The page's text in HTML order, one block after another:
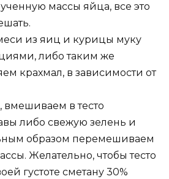
массы яйца, все это
из яиц и курицы муку
либо таким же
крахмал, в зависимости от
в тесто
либо свежую зелень и
образом перемешиваем
Желательно, чтобы тесто
густоте сметану 30%